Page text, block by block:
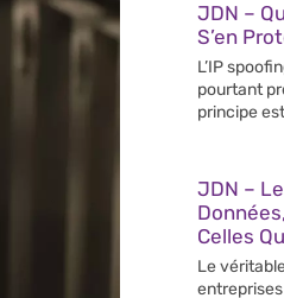
JDN –
S’en
L’IP
pourtant
principe
JDN –
Celles
Le